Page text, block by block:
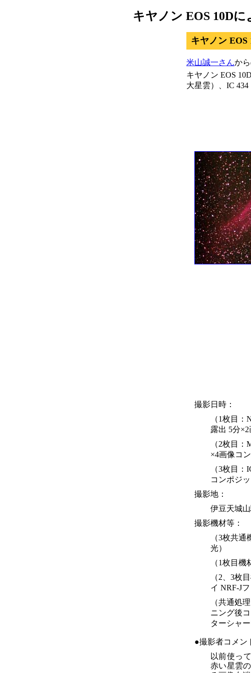
キヤノン EOS 10D
キヤノン EOS
米山誠一さんか
キヤノン EOS
大星雲）、IC 434
撮影日時：
（1枚目：
露出 5分
（2枚目
×4画像コ
（3枚目
コンポジッ
撮影地：
伊豆天城
撮影機材等：
（3枚共
光）
（1枚目機
（2、3枚
イ NRF-J
（共通処
ニング後
ターシャ
●撮影者コメン
以前使っ
赤い星雲